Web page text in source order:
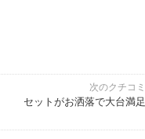
次のクチコミ
セットがお洒落で大台満足